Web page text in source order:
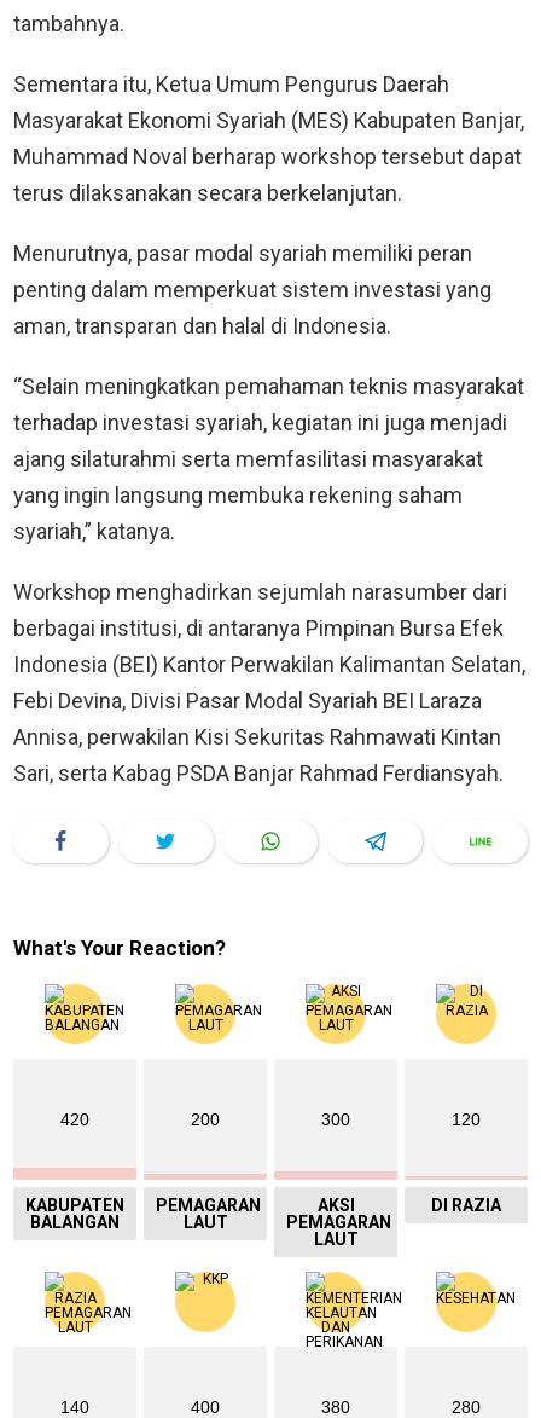
tambahnya.
Sementara itu, Ketua Umum Pengurus Daerah
Masyarakat Ekonomi Syariah (MES) Kabupaten Banjar,
Muhammad Noval berharap workshop tersebut dapat
terus dilaksanakan secara berkelanjutan.
Menurutnya, pasar modal syariah memiliki peran
penting dalam memperkuat sistem investasi yang
aman, transparan dan halal di Indonesia.
“Selain meningkatkan pemahaman teknis masyarakat
terhadap investasi syariah, kegiatan ini juga menjadi
ajang silaturahmi serta memfasilitasi masyarakat
yang ingin langsung membuka rekening saham
syariah,” katanya.
Workshop menghadirkan sejumlah narasumber dari
berbagai institusi, di antaranya Pimpinan Bursa Efek
Indonesia (BEI) Kantor Perwakilan Kalimantan Selatan,
Febi Devina, Divisi Pasar Modal Syariah BEI Laraza
Annisa, perwakilan Kisi Sekuritas Rahmawati Kintan
Sari, serta Kabag PSDA Banjar Rahmad Ferdiansyah.
What's Your Reaction?
420
KABUPATEN
BALANGAN
200
PEMAGARAN
LAUT
300
AKSI
PEMAGARAN
LAUT
120
DI RAZIA
140 400 380 280